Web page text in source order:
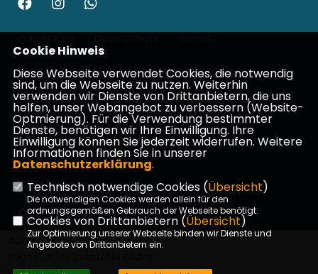
Max Schad (MdL) - Kreisvorsitzender
Patrick Appel - Landtagsabgeordneter
Johannes Wiegelmann -
Bundestagsabgeordneter
CDU Main-Kinzig
CDU Hessen
CDU Deutschland
©2026 Christlich Demokratische
Cookie Hinweis
Diese Webseite verwendet Cookies, die notwendig
sind, um die Webseite zu nutzen. Weiterhin
verwenden wir Dienste von Drittanbietern, die uns
helfen, unser Webangebot zu verbessern (Website-
Optmierung). Für die Verwendung bestimmter
Dienste, benötigen wir Ihre Einwilligung. Ihre
Einwilligung können Sie jederzeit widerrufen. Weitere
Informationen finden Sie in unserer
Datenschutzerklärung.
Technisch notwendige Cookies (Übersicht)
Die notwendigen Cookies werden allein für den
ordnungsgemäßen Gebrauch der Webseite benötigt.
Cookies von Drittanbietern (Übersicht)
Zur Optimierung unserer Webseite binden wir Dienste und
Angebote von Drittanbietern ein.